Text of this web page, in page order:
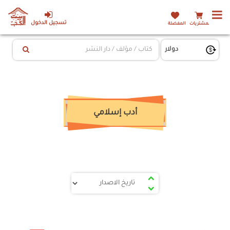
تسجيل الدخول المشتريات المفضلة
أدب إسلامي